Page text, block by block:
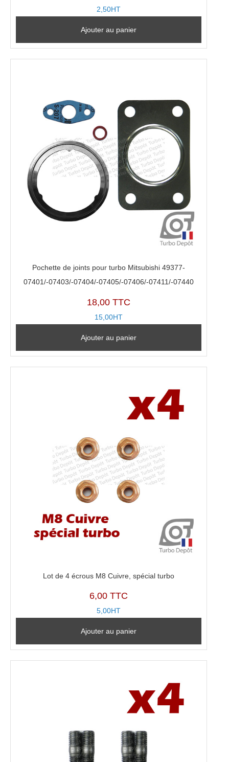
2,50HT
Ajouter au panier
Pochette de joints pour turbo Mitsubishi 49377-
07401/-07403/-07404/-07405/-07406/-07411/-07440
18,00 TTC
15,00HT
Ajouter au panier
Lot de 4 écrous M8 Cuivre, spécial turbo
6,00 TTC
5,00HT
Ajouter au panier